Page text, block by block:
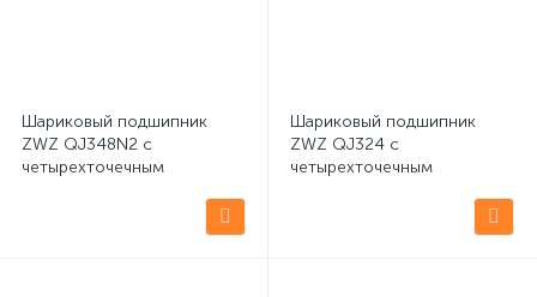
Шариковый подшипник
ZWZ QJ348N2 с
четырехточечным
Шариковый подшипник
ZWZ QJ324 с
четырехточечным